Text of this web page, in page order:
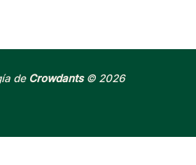
de Crowdants© 2026